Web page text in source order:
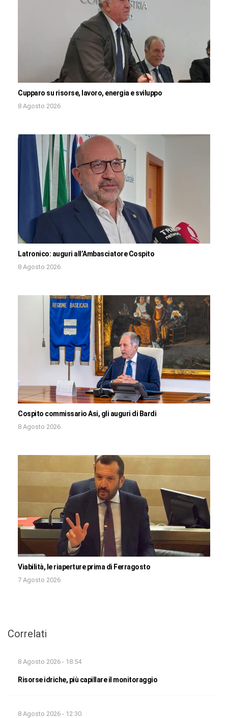
Cupparo su risorse, lavoro, energia e sviluppo
8 Agosto 2026
Latronico: auguri all’Ambasciatore Cospito
8 Agosto 2026
Cospito commissario Asi, gli auguri di Bardi
8 Agosto 2026
Viabilità, le riaperture prima di Ferragosto
7 Agosto 2026
Correlati
8 Agosto 2026 - 18:54
Risorse idriche, più capillare il monitoraggio
8 Agosto 2026 - 12:30